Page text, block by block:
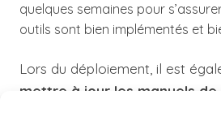
quelques semaines pour
outils sont bien implémentés et
Lors du déploiement, il est
mettre à jour les manuels